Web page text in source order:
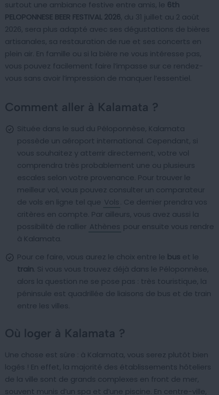
surtout une ambiance festive entre amis, le 6th
PELOPONNESE BEER FESTIVAL 2026, du 31 juillet au 2 août
2026, sera plus adapté avec ses dégustations de bières
artisanales, sa restauration de rue et ses concerts en
plein air. En famille ou si la bière ne vous intéresse pas,
vous pouvez facilement faire l’impasse sur ce rendez-
vous sans avoir l’impression de manquer l’essentiel.
Comment aller à Kalamata ?
Située dans le sud du Péloponnèse, Kalamata
possède un aéroport international. Cependant, si
vous souhaitez y atterrir directement, votre vol
comprendra très probablement une ou plusieurs
escales selon votre provenance. Pour trouver le
meilleur vol, vous pouvez consulter un comparateur
de vols en ligne tel que Vols . Ce dernier prendra vos
critères en compte. Par ailleurs, vous avez aussi la
possibilité de rallier Athènes pour ensuite vous rendre
à Kalamata.
Pour ce faire, vous aurez le choix entre le bus et le
train . Si vous vous trouvez déjà dans le Péloponnèse,
alors la question ne se pose pas : très touristique, la
péninsule est quadrillée de liaisons de bus et de train
entre les villes.
Où loger à Kalamata ?
Une chose est sûre : à Kalamata, vous serez plutôt bien
logés ! En effet, la majorité des établissements hôteliers
de la ville sont de grands complexes en front de mer,
souvent munis d’un spa et d’une piscine. En centre-ville,